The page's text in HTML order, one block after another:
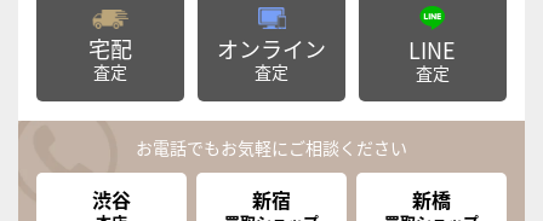
宅配
査定
オンライン
査定
LINE
査定
お電話でもお気軽にご相談ください
渋谷 新宿 新橋